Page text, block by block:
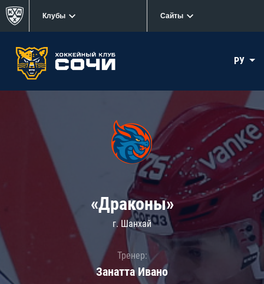
Клубы Сайты
РУ
«Драконы»
г. Шанхай
Тренер:
Занатта Иванo